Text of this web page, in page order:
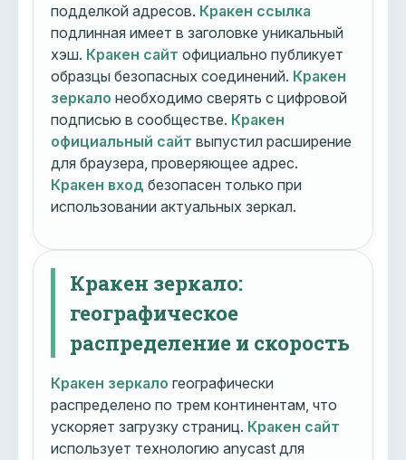
подделкой адресов. Кракен ссылка
подлинная имеет в заголовке уникальный
хэш. Кракен сайт официально публикует
образцы безопасных соединений. Кракен
зеркало необходимо сверять с цифровой
подписью в сообществе. Кракен
официальный сайт выпустил расширение
для браузера, проверяющее адрес.
Кракен вход безопасен только при
использовании актуальных зеркал.
Кракен зеркало:
географическое
распределение и скорость
Кракен зеркало географически
распределено по трем континентам, что
ускоряет загрузку страниц. Кракен сайт
использует технологию anycast для